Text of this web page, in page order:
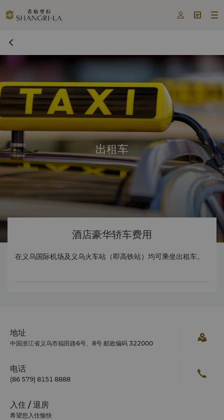
  
出租车
酒店豪华轿车费用
在义乌国际机场及义乌火车站（即高铁站）均可乘坐出租车。
地址
中国浙江省义乌市福田路6号、8号 邮政编码 322000
电话
(86 579) 8151 8888
入住 / 退房
希望您入住愉快